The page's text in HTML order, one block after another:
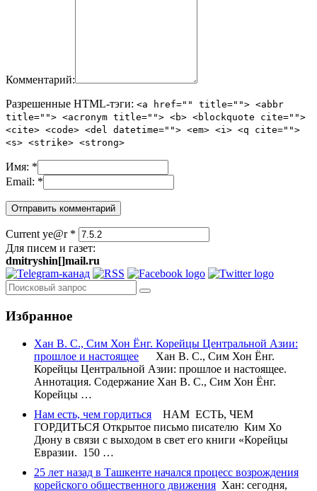
Комментарий:
Разрешенные HTML-тэги: <a href="" title=""> <abbr
title=""> <acronym title=""> <b> <blockquote cite="">
<cite> <code> <del datetime=""> <em> <i> <q cite="">
<s> <strike> <strong>
Имя: *
Email: *
Current ye@r *
Для писем и газет:
dmitryshin[]mail.ru
Избранное
Хан В. С., Сим Хон Ёнг. Корейцы Центральной Азии:
прошлое и настоящее
Хан В. С., Сим Хон Ёнг.
Корейцы Центральной Азии: прошлое и настоящее.
Аннотация. Содержание Хан В. С., Сим Хон Ёнг.
Корейцы …
Нам есть, чем гордиться
НАМ ЕСТЬ, ЧЕМ
ГОРДИТЬСЯ Открытое письмо писателю Ким Хо
Дюну в связи с выходом в свет его книги «Корейцы
Евразии. 150 …
25 лет назад в Ташкенте начался процесс возрождения
корейского общественного движения Хан: сегодня,